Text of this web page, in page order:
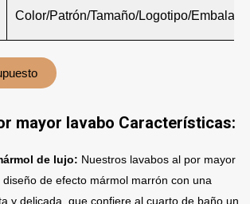
Color/Patrón/Tamaño/Logotipo/Embalaje
mayor lavabo Características:
de lujo: Nuestros lavabos al por mayor
diseño de efecto mármol marrón con una
y delicada, que confiere al cuarto de baño un